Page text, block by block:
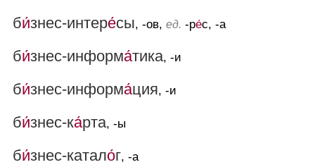
би́знес-интере́сы, -ов, ед. -ре́с, -а
би́знес-информа́тика, -и
би́знес-информа́ция, -и
би́знес-ка́рта, -ы
би́знес-катало́г, -а